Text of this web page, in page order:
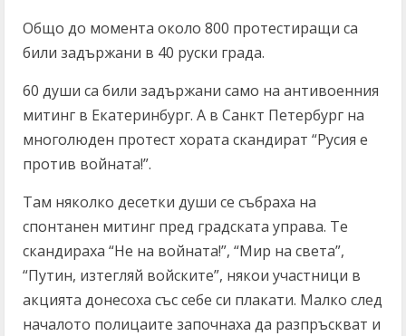
Общо до момента около 800 протестиращи са
били задържани в 40 руски града.
​60 души са били задържани само на антивоенния
митинг в Екатеринбург. А в Санкт Петербург на
многолюден протест хората скандират “Русия е
против войната!”.
Там няколко десетки души се събраха на
спонтанен митинг пред градската управа. Те
скандираха “Не на войната!”, “Мир на света”,
“Путин, изтегляй войските”, някои участници в
акцията донесоха със себе си плакати. Малко след
началото полицаите започнаха да разпръскват и